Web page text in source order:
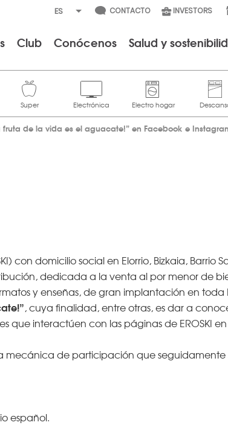
CONTACTO INVESTORS
Club Conócenos Salud y
fruta de la vida es el aguacate!” en Facebook e
con domicilio social en Elorrio, Bizkaia, Barrio
dedicada a la venta al por menor de
y enseñas, de gran implantación en
, cuya finalidad, entre otras, es dar a
que interactúen con las páginas de EROSKI
mecánica de participación que seguidamente
español.